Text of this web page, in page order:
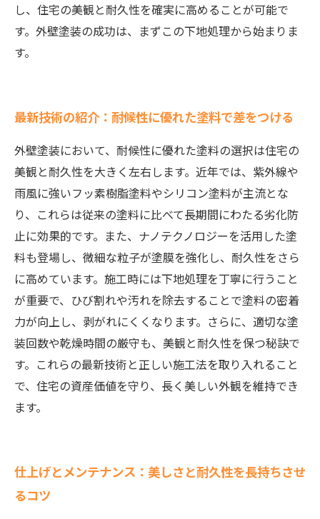
し、住宅の美観と耐久性を確実に高めることが可能で
す。外壁塗装の成功は、まずこの下地処理から始まりま
す。
最新技術の紹介：耐候性に優れた塗料で差をつける
外壁塗装において、耐候性に優れた塗料の選択は住宅の
美観と耐久性を大きく左右します。近年では、紫外線や
雨風に強いフッ素樹脂塗料やシリコン塗料が主流とな
り、これらは従来の塗料に比べて長期間にわたる劣化防
止に効果的です。また、ナノテクノロジーを活用した塗
料も登場し、微細な粒子が塗膜を強化し、耐久性をさら
に高めています。施工時には下地処理を丁寧に行うこと
が重要で、ひび割れや汚れを除去することで塗料の密着
力が向上し、剥がれにくくなります。さらに、適切な塗
装回数や乾燥時間の厳守も、美観と耐久性を保つ秘訣で
す。これらの最新技術と正しい施工法を取り入れること
で、住宅の資産価値を守り、長く美しい外観を維持でき
ます。
仕上げとメンテナンス：美しさと耐久性を長持ちさせ
るコツ